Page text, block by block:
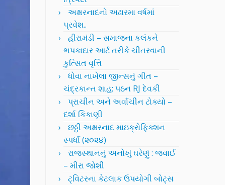
અક્ષરનાદનો અઢારમા વર્ષમાં
પ્રવેશ..
હીરામંડી – સમાજના કલંકને
ભપકાદાર આર્ટ તરીકે ચીતરવાની
કુત્સિત વૃત્તિ
ધોવા નાખેલા જીન્સનું ગીત –
ચંદ્રકાન્ત શાહ; પઠન RJ દેવકી
પ્રાચીન અને અર્વાચીન ટોક્યો –
દર્શા કિકાણી
છઠ્ઠી અક્ષરનાદ માઇક્રોફિક્શન
સ્પર્ધા (૨૦૨૪)
રાજસ્થાનનું અનોખું ઘરેણું : જવાઈ
– મીરા જોશી
ટ્વિટરના કેટલાક ઉપયોગી બોટ્સ